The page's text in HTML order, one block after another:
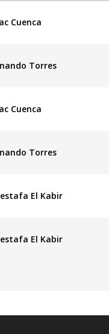
Cuenca
Torres
Cuenca
Torres
El Kabir
El Kabir